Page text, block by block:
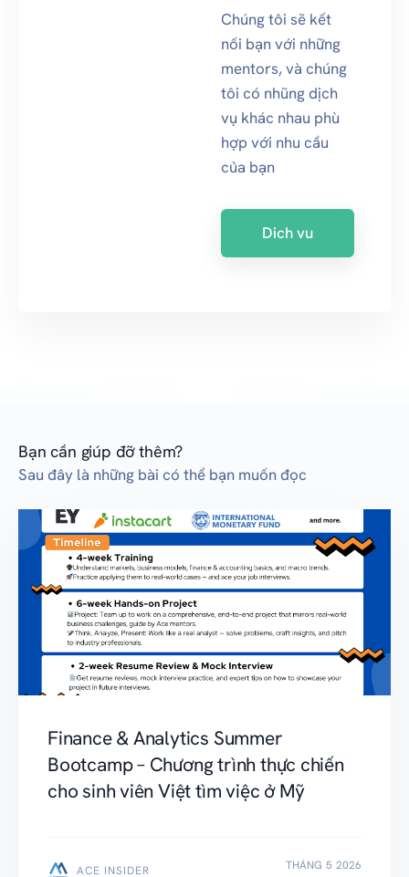
Chúng tôi sẽ kết
nối bạn với những
mentors, và chúng
tôi có nhũng dịch
vụ khác nhau phù
hợp với nhu cầu
của bạn
Dich vu
Bạn cần giúp đỡ thêm?
Sau đây là những bài có thể bạn muốn đọc
Finance & Analytics Summer
Bootcamp – Chương trình thực chiến
cho sinh viên Việt tìm việc ở Mỹ
ACE INSIDER THÁNG 5 2026